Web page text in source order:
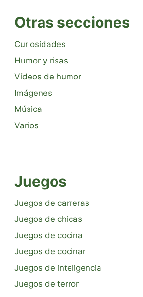
Otras secciones
Curiosidades
Humor y risas
Vídeos de humor
Imágenes
Música
Varios
Juegos
Juegos de carreras
Juegos de chicas
Juegos de cocina
Juegos de cocinar
Juegos de inteligencia
Juegos de terror